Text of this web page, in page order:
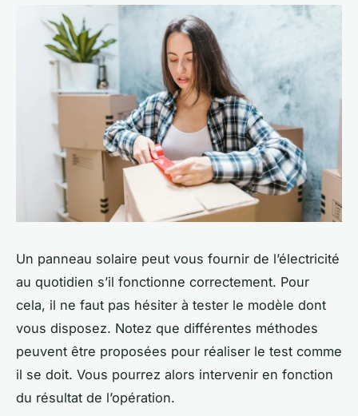
Un panneau solaire peut vous fournir de l’électricité
au quotidien s’il fonctionne correctement. Pour
cela, il ne faut pas hésiter à tester le modèle dont
vous disposez. Notez que différentes méthodes
peuvent être proposées pour réaliser le test comme
il se doit. Vous pourrez alors intervenir en fonction
du résultat de l’opération.